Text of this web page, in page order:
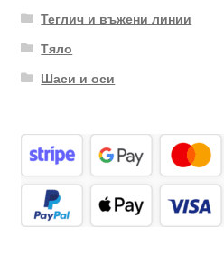
Теглич и въжени линии
Тяло
Шаси и оси